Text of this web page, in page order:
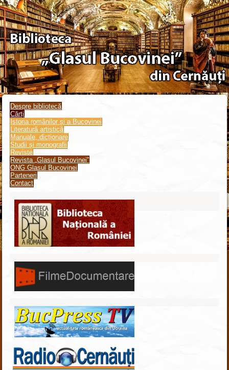
Despre bibliotecă
Cărți
Istoria românilor și a Bucovinei
Literatură artistică
Manuale, dicționare
Studii și monografii
Reviste
Revista „Glasul Bucovinei”
ONG Glasul Bucovinei
Parteneri
Contact